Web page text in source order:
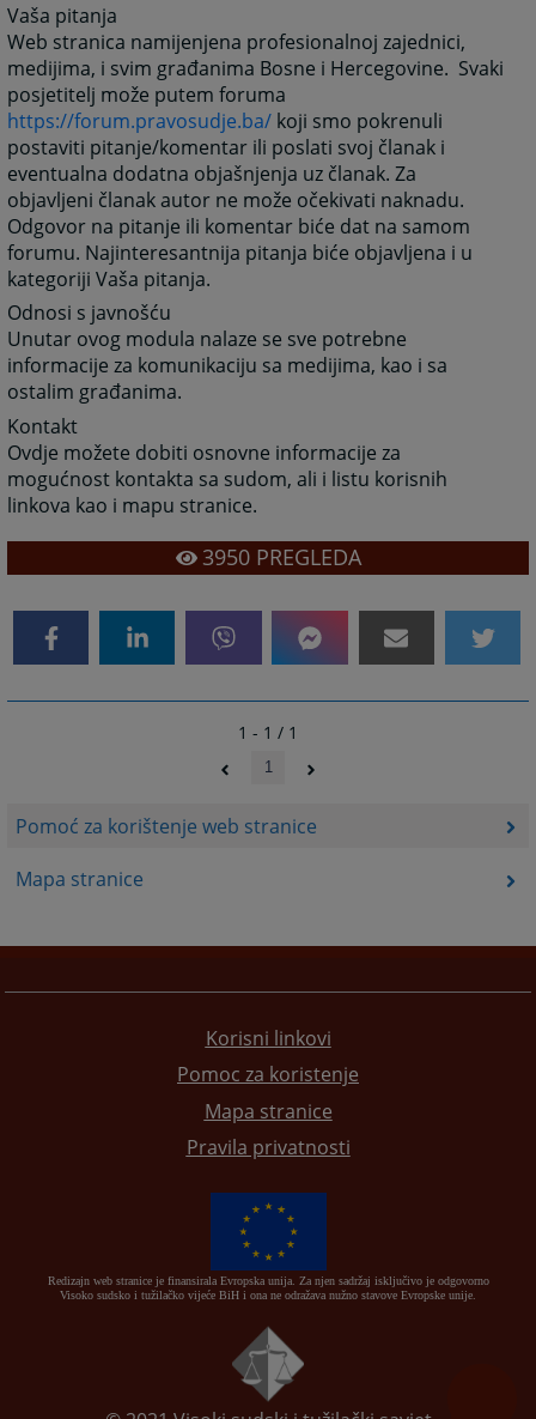
Pomoć za korištenje web stranice
Mapa stranice
Vaša pitanja
Web stranica namijenjena profesionalnoj zajednici,
medijima, i svim građanima Bosne i Hercegovine. Svaki
posjetitelj može putem foruma
https://forum.pravosudje.ba/ koji smo pokrenuli
postaviti pitanje/komentar ili poslati svoj članak i
eventualna dodatna objašnjenja uz članak. Za
objavljeni članak autor ne može očekivati naknadu.
Odgovor na pitanje ili komentar biće dat na samom
forumu. Najinteresantnija pitanja biće objavljena i u
kategoriji Vaša pitanja.
Odnosi s javnošću
Unutar ovog modula nalaze se sve potrebne
informacije za komunikaciju sa medijima, kao i sa
ostalim građanima.
Kontakt
Ovdje možete dobiti osnovne informacije za
mogućnost kontakta sa sudom, ali i listu korisnih
linkova kao i mapu stranice.
3950PREGLEDA
1 - 1 / 1
1
Korisni linkovi
Pomoc za koristenje
Mapa stranice
Pravila privatnosti
Redizajn web stranice je finansirala Evropska unija. Za njen sadržaj isključivo je odgovorno
Visoko sudsko i tužilačko vijeće BiH i ona ne odražava nužno stavove Evropske unije.